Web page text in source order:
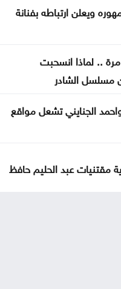
ويعلن ارتباطه بفنانة
.. لماذا انسحبت
الشادر
الجنايني تشعل مواقع
مقتنيات عبد الحليم حافظ